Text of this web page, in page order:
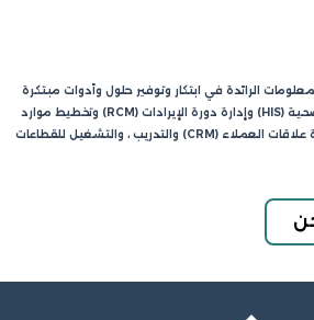
الرائدة في ابتكار وتوفير حلول وأدوات مبتكرة
في نظام المعلومات الصحية (HIS) وإدارة دورة الإيرادات (RCM) وتخطيط موارد
المؤسسات (ERP) وإدارة علاقات العملاء (CRM) والتدريب ، والتشغيل للقطاعات